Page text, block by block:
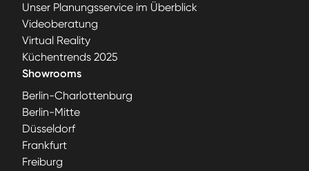
Unser Planungsservice im Überblick
Videoberatung
Virtual Reality
Küchentrends 2025
Showrooms
Berlin-Charlottenburg
Berlin-Mitte
Düsseldorf
Frankfurt
Freiburg